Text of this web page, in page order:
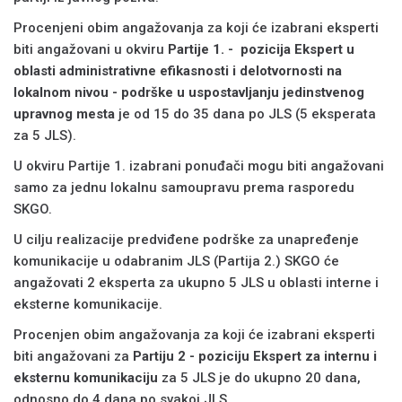
Procenjeni obim angažovanja za koji će izabrani eksperti
biti angažovani u okviru Partije 1. - pozicija Ekspert u
oblasti administrativne efikasnosti i delotvornosti na
lokalnom nivou - podrške u uspostavljanju jedinstvenog
upravnog mesta je od 15 do 35 dana po JLS (5 eksperata
za 5 JLS).
U okviru Partije 1. izabrani ponuđači mogu biti angažovani
samo za jednu lokalnu samoupravu prema rasporedu
SKGO.
U cilju realizacije predviđene podrške za unapređenje
komunikacije u odabranim JLS (Partija 2.) SKGO će
angažovati 2 eksperta za ukupno 5 JLS u oblasti interne i
eksterne komunikacije.
Procenjen obim angažovanja za koji će izabrani eksperti
biti angažovani za Partiju 2 - poziciju Ekspert za internu i
eksternu komunikaciju za 5 JLS je do ukupno 20 dana,